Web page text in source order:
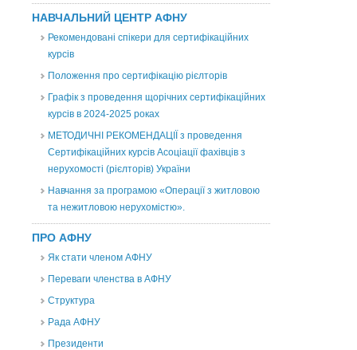
НАВЧАЛЬНИЙ ЦЕНТР АФНУ
Рекомендовані спікери для сертифікаційних
курсів
Положення про сертифікацію рієлторів
Графік з проведення щорічних сертифікаційних
курсів в 2024-2025 роках
МЕТОДИЧНІ РЕКОМЕНДАЦІЇ з проведення
Сертифікаційних курсів Асоціації фахівців з
нерухомості (рієлторів) України
Навчання за програмою «Операції з житловою
та нежитловою нерухомістю».
ПРО АФНУ
Як стати членом АФНУ
Переваги членства в АФНУ
Структура
Рада АФНУ
Президенти